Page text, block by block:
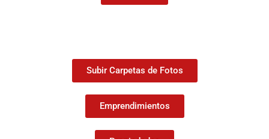
Subir Carpetas de Fotos
Emprendimientos